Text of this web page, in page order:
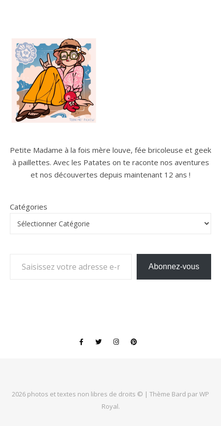
Petite Madame à la fois mère louve, fée bricoleuse et geek
à paillettes. Avec les Patates on te raconte nos aventures
et nos découvertes depuis maintenant 12 ans !
Catégories
Abonnez-vous
2026 photos et textes non libres de droits © | Thème Bard parWP
Royal.